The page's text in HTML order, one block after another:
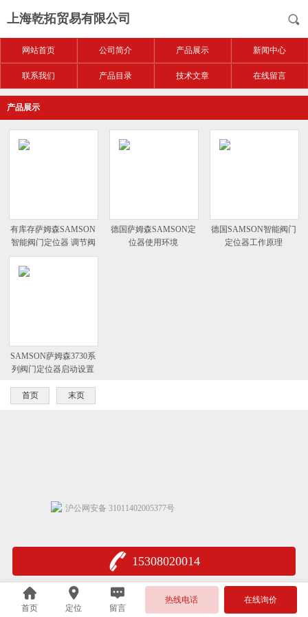
上海乾拓贸易有限公司
网站首页 公司简介 产品展示 新闻中心
联系我们 产品目录 技术文章 在线留言
产品展示
有库存萨姆森SAMSON
智能阀门定位器 调节阀
定位器
德国萨姆森SAMSON定
位器使用环境
德国SAMSON智能阀门
定位器工作原理
SAMSON萨姆森3730系
列阀门定位器启动设置
首页 末页
15308020014
首页 定位 留言
热线电话 在线询价
沪公网安备 31011402005377号